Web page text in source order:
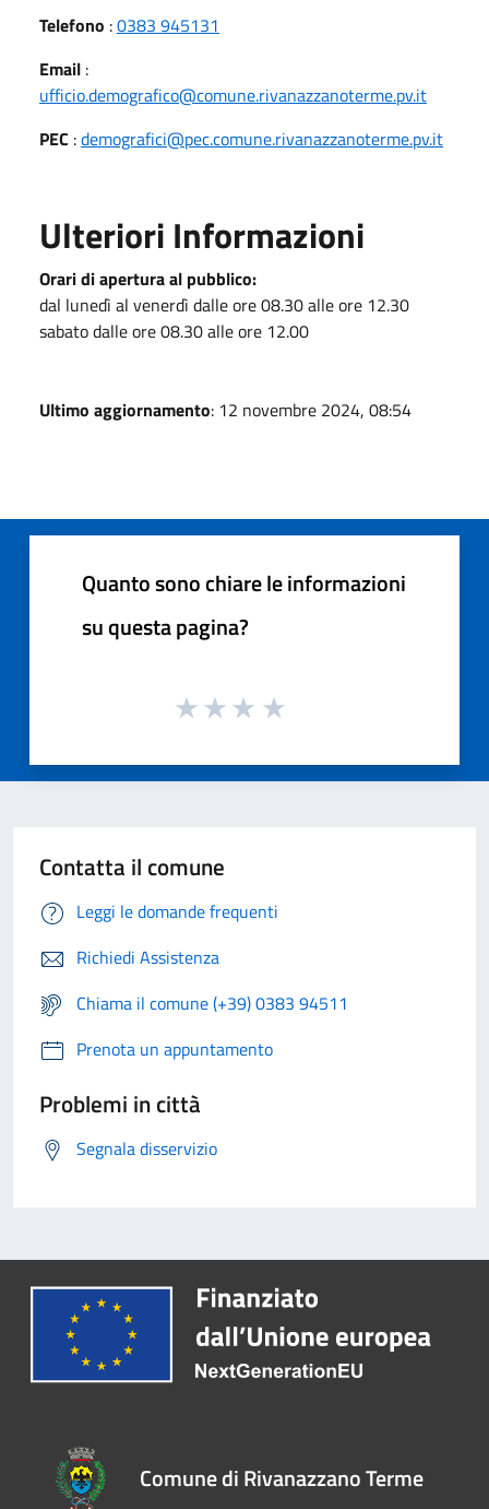
Telefono :0383 945131
Email :
ufficio.demografico@comune.rivanazzanoterme.pv.it
PEC :demografici@pec.comune.rivanazzanoterme.pv.it
Ulteriori Informazioni
Orari di apertura al pubblico:
dal lunedì al venerdì dalle ore 08.30 alle ore 12.30
sabato dalle ore 08.30 alle ore 12.00
Ultimo aggiornamento: 12 novembre 2024, 08:54
Quanto sono chiare le informazioni
su questa pagina?
Contatta il comune
Leggi le domande frequenti
Richiedi Assistenza
Chiama il comune (+39) 0383 94511
Prenota un appuntamento
Problemi in città
Segnala disservizio
Comune di Rivanazzano Terme